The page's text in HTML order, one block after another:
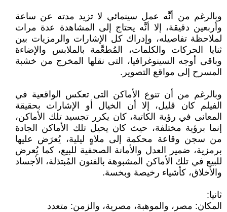
وبالرغم من أنَّه عمل سينمائي لا تزيد مدته عن ساعة
وأربعين دقيقة، إلا أنَّه يحتاج إلى المشاهدة عدة مرات
لملاحظة تفاصيله، وإدراك كل الإشارات والرمزيات بين
ثنايا الحركات والكلمات، المُطعَّمة بالملابس والإضاءة
وباقى أوجه السينوغرافيا، التى نقلها المخرج من خشبة
المسرح إلى مواقع التصوير.
وبالرغم من أن تنوع الأماكن التى تعكس الواقعية في
الفيلم كان قليل، إلا أن الخيال أو الإشارات بحقيقة
المعانى في رؤية الكاتبة، كان يكرر تجسيد تلك الأماكن،
إنما برؤية مختلفة، حيث كان يحيل تلك الأماكن الجادة
من سجن وقاعة محكمة إلى ملاهٍ ليلية، يُعرَض عليها
برمزية، ضمير العدل والأمانة الصحفية للبيع، كما يُعرض
للبيع في تلك الأماكن المشبوهة بالفنون المُبتذلة، الأجساد
والأخلاق، كأشياء رخيصة وبخسة.
ثانيا:
المكان: مصر، والموهبة، مصرية، والزمن: متعدد